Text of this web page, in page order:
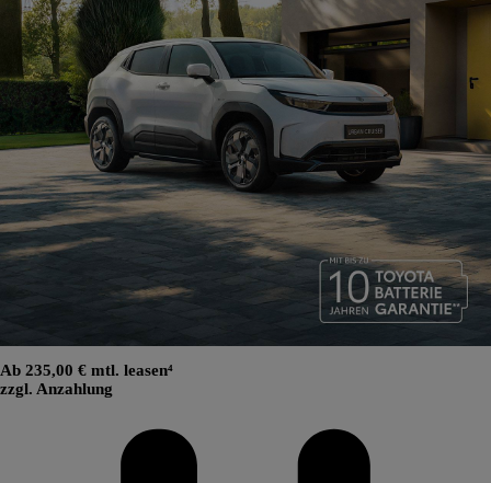
Ab 235,00 € mtl. leasen⁴
zzgl. Anzahlung